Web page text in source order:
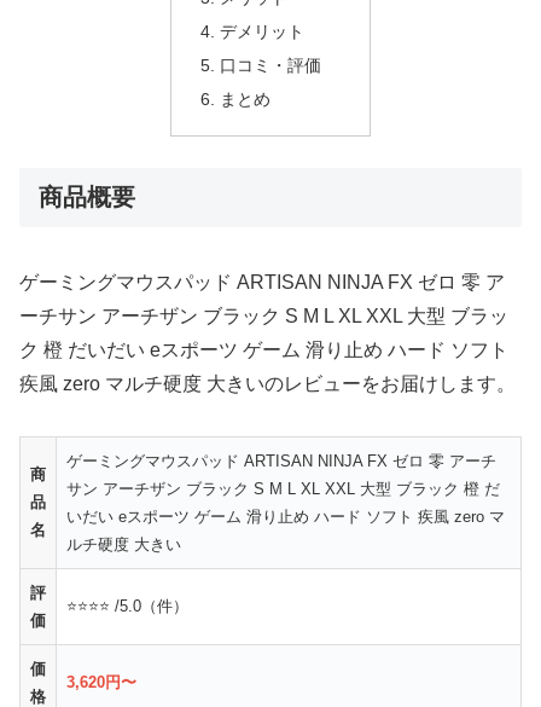
デメリット
口コミ・評価
まとめ
商品概要
ゲーミングマウスパッド ARTISAN NINJA FX ゼロ 零 ア
ーチサン アーチザン ブラック S M L XL XXL 大型 ブラッ
ク 橙 だいだい eスポーツ ゲーム 滑り止め ハード ソフト
疾風 zero マルチ硬度 大きいのレビューをお届けします。
商
品
名
ゲーミングマウスパッド ARTISAN NINJA FX ゼロ 零 アーチ
サン アーチザン ブラック S M L XL XXL 大型 ブラック 橙 だ
いだい eスポーツ ゲーム 滑り止め ハード ソフト 疾風 zero マ
ルチ硬度 大きい
評
価
⭐⭐⭐⭐ /5.0（件）
価
格
3,620円〜